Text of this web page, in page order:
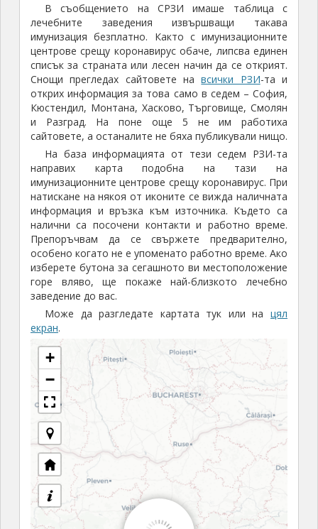
В съобщението на СРЗИ имаше таблица с
лечебните заведения извършващи такава
имунизация безплатно. Както с имунизационните
центрове срещу коронавирус обаче, липсва единен
списък за страната или лесен начин да се открият.
Снощи прегледах сайтовете навсички РЗИ-та и
открих информация за това само в седем – София,
Кюстендил, Монтана, Хасково, Търговище, Смолян
и Разград. На поне още 5 не им работиха
сайтовете, а останалите не бяха публикували нищо.
На база информацията от тези седем РЗИ-та
направих карта подобна на тази на
имунизационните центрове срещу коронавирус. При
натискане на някоя от иконите се вижда наличната
информация и връзка към източника. Където са
налични са посочени контакти и работно време.
Препоръчвам да се свържете предварително,
особено когато не е упоменато работно време. Ако
изберете бутона за сегашното ви местоположение
горе вляво, ще покаже най-близкото лечебно
заведение до вас.
Може да разгледате картата тук или нацял
екран.